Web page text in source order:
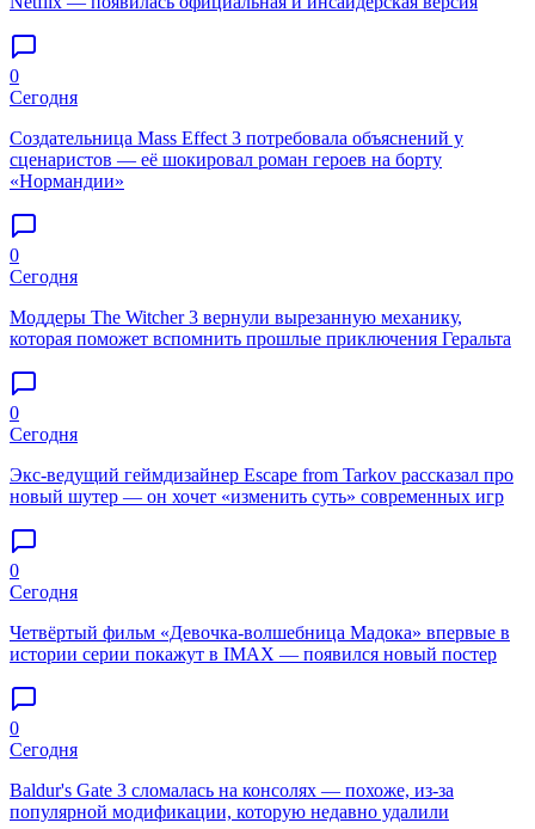
0
Сегодня
Создательница Mass Effect 3 потребовала объяснений у
сценаристов — её шокировал роман героев на борту
«Нормандии»
0
Сегодня
Моддеры The Witcher 3 вернули вырезанную механику,
которая поможет вспомнить прошлые приключения Геральта
0
Сегодня
Экс-ведущий геймдизайнер Escape from Tarkov рассказал про
новый шутер — он хочет «изменить суть» современных игр
0
Сегодня
Четвёртый фильм «Девочка-волшебница Мадока» впервые в
истории серии покажут в IMAX — появился новый постер
0
Сегодня
Baldur's Gate 3 сломалась на консолях — похоже, из-за
популярной модификации, которую недавно удалили